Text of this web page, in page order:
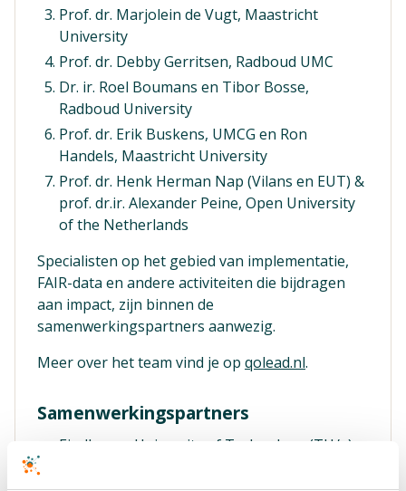
Prof. dr. Marjolein de Vugt, Maastricht
University
Prof. dr. Debby Gerritsen, Radboud UMC
Dr. ir. Roel Boumans en Tibor Bosse,
Radboud University
Prof. dr. Erik Buskens, UMCG en Ron
Handels, Maastricht University
Prof. dr. Henk Herman Nap (Vilans en EUT) &
prof. dr.ir. Alexander Peine, Open University
of the Netherlands
Specialisten op het gebied van implementatie,
FAIR-data en andere activiteiten die bijdragen
aan impact, zijn binnen de
samenwerkingspartners aanwezig.
Meer over het team vind je op qolead.nl.
Samenwerkingspartners
Eindhoven University of Technology (TU/e),